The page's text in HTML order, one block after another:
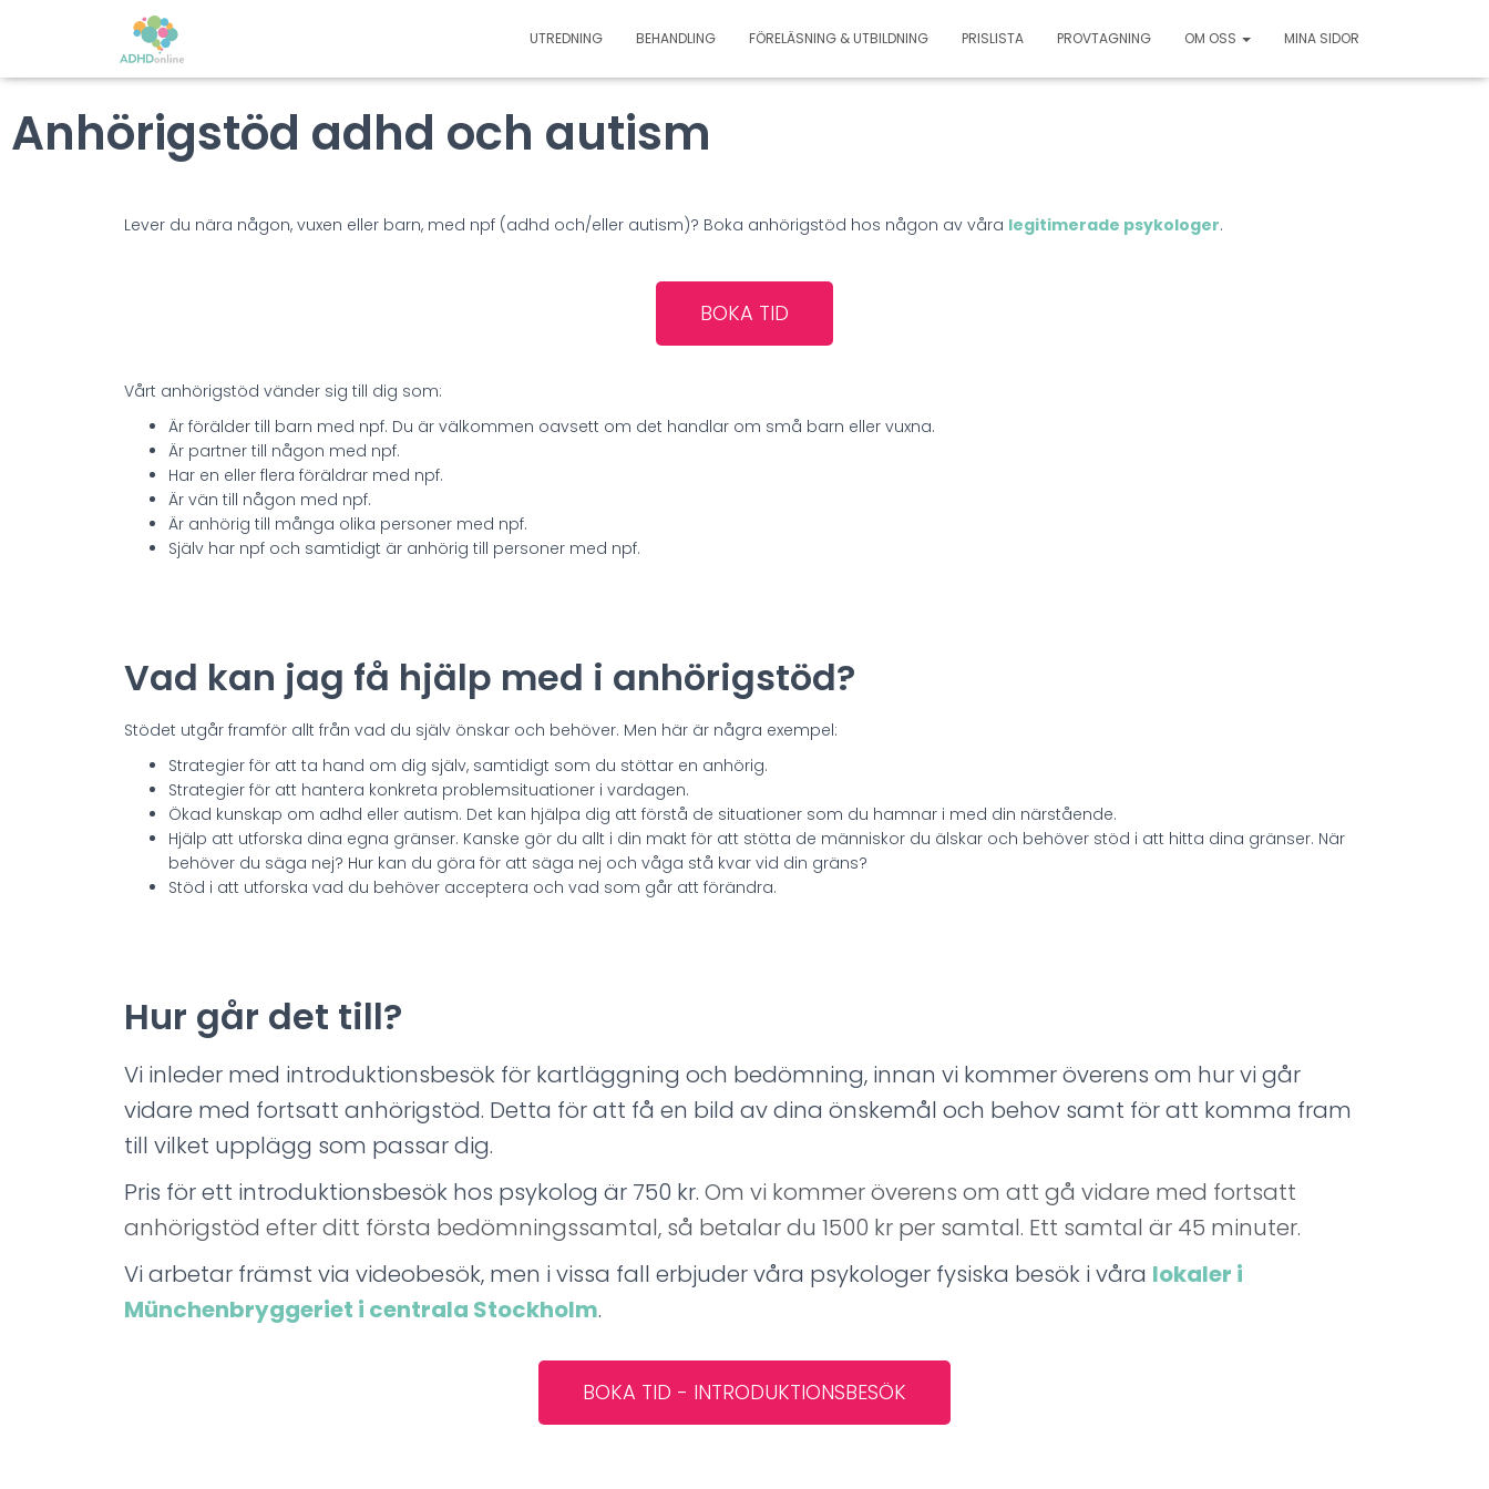
UTREDNING BEHANDLING FÖRELÄSNING & UTBILDNING PRISLISTA PROVTAGNING OM OSS MINA SIDOR
Anhörigstöd adhd och autism
Lever du nära någon, vuxen eller barn, med npf (adhd och/eller autism)? Boka anhörigstöd hos någon av våra legitimerade psykologer.
BOKA TID
Vårt anhörigstöd vänder sig till dig som:
Är förälder till barn med npf. Du är välkommen oavsett om det handlar om små barn eller vuxna.
Är partner till någon med npf.
Har en eller flera föräldrar med npf.
Är vän till någon med npf.
Är anhörig till många olika personer med npf.
Själv har npf och samtidigt är anhörig till personer med npf.
Vad kan jag få hjälp med i anhörigstöd?
Stödet utgår framför allt från vad du själv önskar och behöver. Men här är några exempel:
Strategier för att ta hand om dig själv, samtidigt som du stöttar en anhörig.
Strategier för att hantera konkreta problemsituationer i vardagen.
Ökad kunskap om adhd eller autism. Det kan hjälpa dig att förstå de situationer som du hamnar i med din närstående.
Hjälp att utforska dina egna gränser. Kanske gör du allt i din makt för att stötta de människor du älskar och behöver stöd i att hitta dina gränser. När
behöver du säga nej? Hur kan du göra för att säga nej och våga stå kvar vid din gräns?
Stöd i att utforska vad du behöver acceptera och vad som går att förändra.
Hur går det till?
Vi inleder med introduktionsbesök för kartläggning och bedömning, innan vi kommer överens om hur vi går
vidare med fortsatt anhörigstöd. Detta för att få en bild av dina önskemål och behov samt för att komma fram
till vilket upplägg som passar dig.
Pris för ett introduktionsbesök hos psykolog är 750 kr. Om vi kommer överens om att gå vidare med fortsatt
anhörigstöd efter ditt första bedömningssamtal, så betalar du 1500 kr per samtal. Ett samtal är 45 minuter.
Vi arbetar främst via videobesök, men i vissa fall erbjuder våra psykologer fysiska besök i våra lokaler i
Münchenbryggeriet i centrala Stockholm.
BOKA TID - INTRODUKTIONSBESÖK